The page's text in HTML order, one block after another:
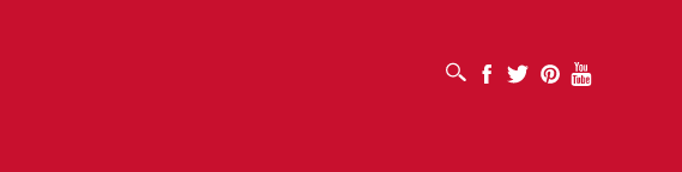
打开搜索框 Facebook
Twitter PinterestYoutube